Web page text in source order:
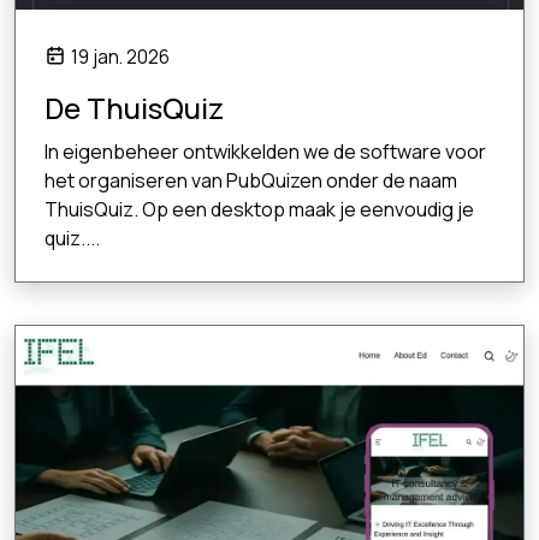
19 jan. 2026
De ThuisQuiz
In eigenbeheer ontwikkelden we de software voor
het organiseren van PubQuizen onder de naam
ThuisQuiz. Op een desktop maak je eenvoudig je
quiz....